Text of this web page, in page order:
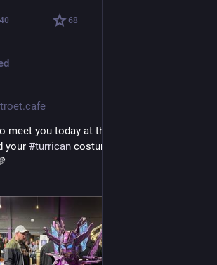
40 68
meet you today at the
your #turrican costume "The Machine"